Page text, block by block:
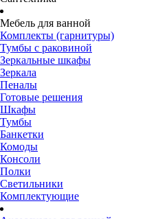
Мебель для ванной
Комплекты (гарнитуры)
Тумбы с раковиной
Зеркальные шкафы
Зеркала
Пеналы
Готовые решения
Шкафы
Тумбы
Банкетки
Комоды
Консоли
Полки
Светильники
Комплектующие